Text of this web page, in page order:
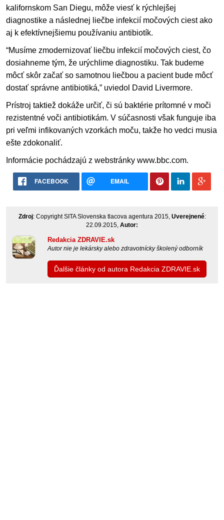
kalifornskom San Diegu, môže viesť k rýchlejšej
diagnostike a následnej liečbe infekcií močových ciest ako
aj k efektívnejšiemu používaniu antibiotík.
“Musíme zmodernizovať liečbu infekcií močových ciest, čo
dosiahneme tým, že urýchlime diagnostiku. Tak budeme
môcť skôr začať so samotnou liečbou a pacient bude môcť
dostať správne antibiotiká,” uviedol David Livermore.
Prístroj taktiež dokáže určiť, či sú baktérie prítomné v moči
rezistentné voči antibiotikám. V súčasnosti však funguje iba
pri veľmi infikovaných vzorkách moču, takže ho vedci musia
ešte zdokonaliť.
Informácie pochádzajú z webstránky www.bbc.com.
FACEBOOK EMAIL
Zdroj: Copyright SITA Slovenska tlacova agentura 2015, Uverejnené:
22.09.2015, Autor:
Redakcia ZDRAVIE.sk
Autor nie je lekársky alebo zdravotnícky školený odborník
Ďalšie články od autora Redakcia ZDRAVIE.sk